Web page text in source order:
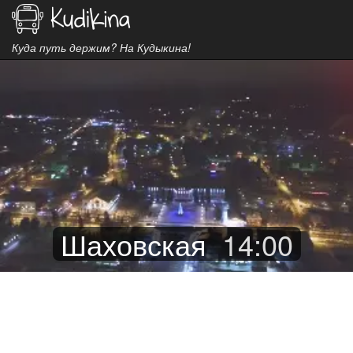
Куда путь держим? На Кудыкина!
Шаховская 14:00